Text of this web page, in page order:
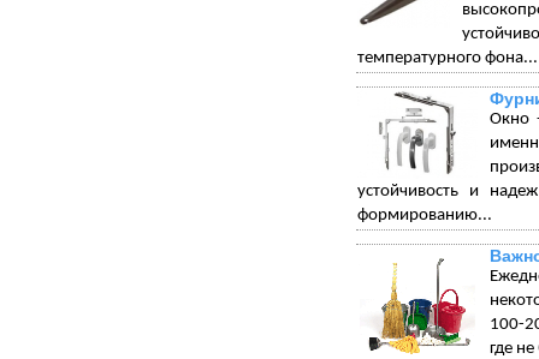
температурного фона...
Окно
устойчивость и
формированию...
100-
где